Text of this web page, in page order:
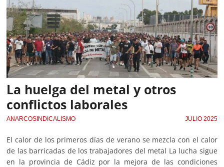
La huelga del metal y otros
conflictos laborales
ANARCOSINDICALISMO JULIO 2025
El calor de los primeros días de verano se mezcla con el calor
de las barricadas de los trabajadores del metal La lucha sigue
en la provincia de Cádiz por la mejora de las condiciones